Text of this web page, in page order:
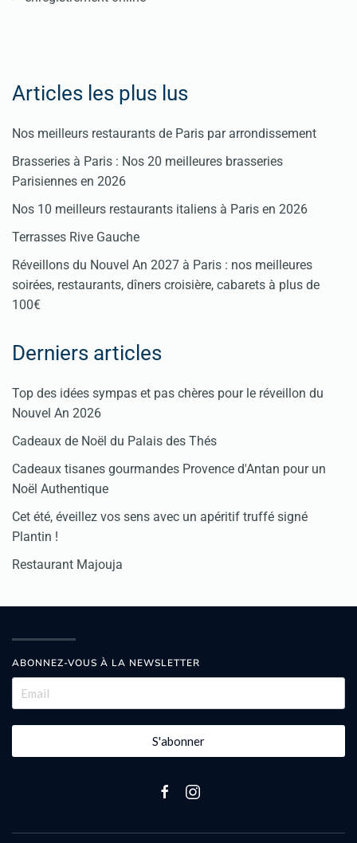
enregistrer
votre
Cliquez
Articles les plus lus
Nos meilleurs restaurants de Paris par arrondissement
Brasseries à Paris : Nos 20 meilleures brasseries
Parisiennes en 2026
Nos 10 meilleurs restaurants italiens à Paris en 2026
Terrasses Rive Gauche
Réveillons du Nouvel An 2027 à Paris : nos meilleures
soirées, restaurants, dîners croisière, cabarets à plus de
100€
Derniers articles
Top des idées sympas et pas chères pour le réveillon du
Nouvel An 2026
Cadeaux de Noël du Palais des Thés
Cadeaux tisanes gourmandes Provence d'Antan pour un
Noël Authentique
Cet été, éveillez vos sens avec un apéritif truffé signé
Plantin !
Restaurant Majouja
ABONNEZ-VOUS À LA NEWSLETTER
S'abonner